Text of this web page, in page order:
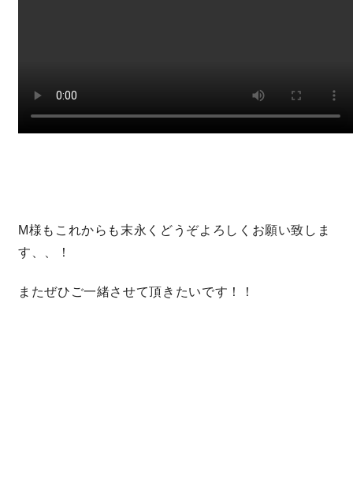
M様もこれからも末永くどうぞよろしくお願い致しま
す、、！
またぜひご一緒させて頂きたいです！！